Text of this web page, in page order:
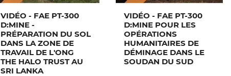
VIDÉO - FAE PT-300
D:MINE -
PRÉPARATION DU SOL
DANS LA ZONE DE
TRAVAIL DE L'ONG
THE HALO TRUST AU
SRI LANKA
VIDÉO - FAE PT-300
D:MINE POUR LES
OPÉRATIONS
HUMANITAIRES DE
DÉMINAGE DANS LE
SOUDAN DU SUD